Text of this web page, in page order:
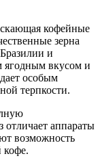
кофейные
зерна
и
вкусом и
особым
терпкости.
отличает аппараты
возможность
кофе.